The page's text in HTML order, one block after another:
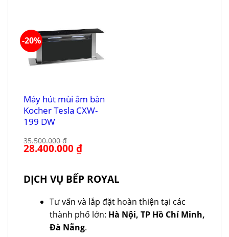
-20%
Máy hút mùi âm bàn
Kocher Tesla CXW-
199 DW
35.500.000₫
Giá
gốc
28.400.000₫Giá
hiện
DỊCH VỤ BẾP ROYAL
Tư vấn và lắp đặt hoàn thiện tại các
thành phố lớn: Hà Nội, TP Hồ Chí Minh,
Đà Nẵng.